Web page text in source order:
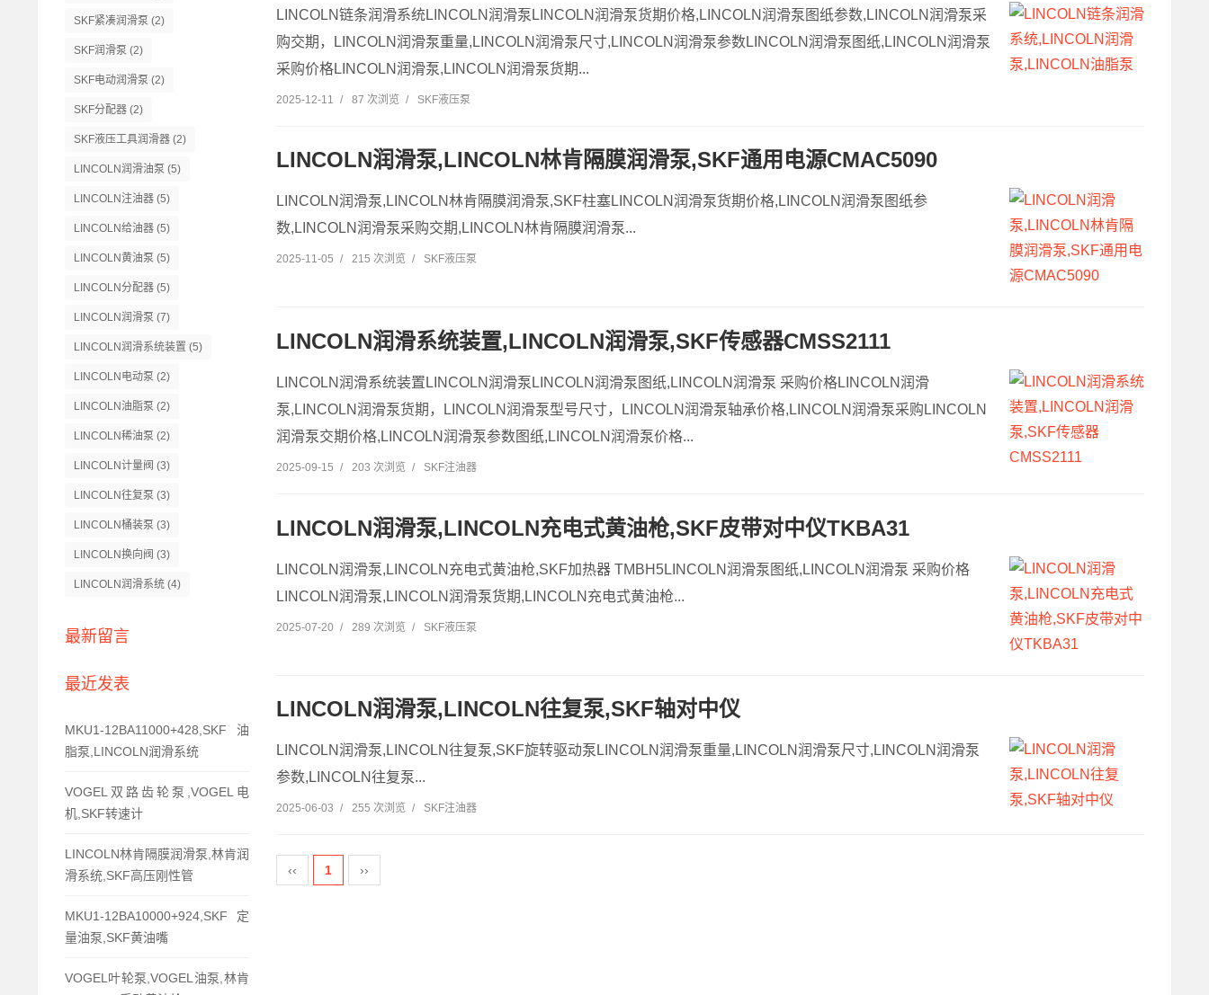
SKF紧凑润滑泵 (2)
SKF润滑泵 (2)
SKF电动润滑泵 (2)
SKF分配器 (2)
SKF液压工具润滑器 (2)
LINCOLN润滑油泵 (5)
LINCOLN注油器 (5)
LINCOLN给油器 (5)
LINCOLN黄油泵 (5)
LINCOLN分配器 (5)
LINCOLN润滑泵 (7)
LINCOLN润滑系统装置 (5)
LINCOLN电动泵 (2)
LINCOLN油脂泵 (2)
LINCOLN稀油泵 (2)
LINCOLN计量阀 (3)
LINCOLN往复泵 (3)
LINCOLN桶装泵 (3)
LINCOLN换向阀 (3)
LINCOLN润滑系统 (4)
最新留言
最近发表
MKU1-12BA11000+428,SKF油
脂泵,LINCOLN润滑系统
VOGEL双路齿轮泵,VOGEL电
机,SKF转速计
LINCOLN林肯隔膜润滑泵,林肯润
滑系统,SKF高压刚性管
MKU1-12BA10000+924,SKF定
量油泵,SKF黄油嘴
VOGEL叶轮泵,VOGEL油泵,林肯
LINCOLN链条润滑系统LINCOLN润滑泵LINCOLN润滑泵货期价格,LINCOLN润滑泵图纸参数,LINCOLN润滑泵采
购交期，LINCOLN润滑泵重量,LINCOLN润滑泵尺寸,LINCOLN润滑泵参数LINCOLN润滑泵图纸,LINCOLN润滑泵
采购价格LINCOLN润滑泵,LINCOLN润滑泵货期...
2025-12-11 / 87 次浏览 / SKF液压泵
LINCOLN润滑泵,LINCOLN林肯隔膜润滑泵,SKF通用电源CMAC5090
LINCOLN润滑泵,LINCOLN林肯隔膜润滑泵,SKF柱塞LINCOLN润滑泵货期价格,LINCOLN润滑泵图纸参
数,LINCOLN润滑泵采购交期,LINCOLN林肯隔膜润滑泵...
2025-11-05 / 215 次浏览 / SKF液压泵
LINCOLN润滑系统装置,LINCOLN润滑泵,SKF传感器CMSS2111
LINCOLN润滑系统装置LINCOLN润滑泵LINCOLN润滑泵图纸,LINCOLN润滑泵 采购价格LINCOLN润滑
泵,LINCOLN润滑泵货期，LINCOLN润滑泵型号尺寸，LINCOLN润滑泵轴承价格,LINCOLN润滑泵采购LINCOLN
润滑泵交期价格,LINCOLN润滑泵参数图纸,LINCOLN润滑泵价格...
2025-09-15 / 203 次浏览 / SKF注油器
LINCOLN润滑泵,LINCOLN充电式黄油枪,SKF皮带对中仪TKBA31
LINCOLN润滑泵,LINCOLN充电式黄油枪,SKF加热器 TMBH5LINCOLN润滑泵图纸,LINCOLN润滑泵 采购价格
LINCOLN润滑泵,LINCOLN润滑泵货期,LINCOLN充电式黄油枪...
2025-07-20 / 289 次浏览 / SKF液压泵
LINCOLN润滑泵,LINCOLN往复泵,SKF轴对中仪
LINCOLN润滑泵,LINCOLN往复泵,SKF旋转驱动泵LINCOLN润滑泵重量,LINCOLN润滑泵尺寸,LINCOLN润滑泵
参数,LINCOLN往复泵...
2025-06-03 / 255 次浏览 / SKF注油器
‹‹ 1 ››